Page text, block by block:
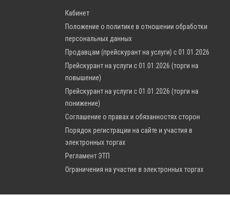
Кабинет
Положение о политике в отношении обработки
персональных данных
Продавцам (прейскурант на услуги) с 01.01.2026
Прейскурант на услуги с 01.01.2026 (торги на
повышение)
Прейскурант на услуги с 01.01.2026 (торги на
понижение)
Соглашение о правах и обязанностях сторон
Порядок регистрации на сайте и участия в
электронных торгах
Регламент ЭТП
Ограничения на участие в электронных торгах